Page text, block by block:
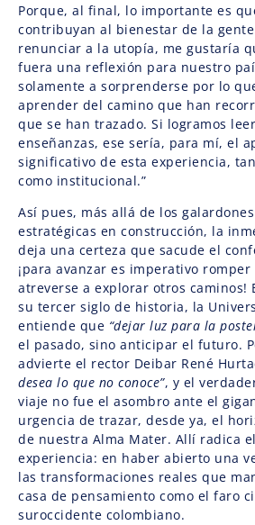
Porque, al final, lo importante es
contribuyan al bienestar de la
renunciar a la utopía, me gustaría
fuera una reflexión para nuestro
solamente a sorprenderse por lo
aprender del camino que han
que se han trazado. Si logramos
enseñanzas, ese sería, para mí, el
significativo de esta experiencia,
como institucional.”
Así pues, más allá de los
estratégicas en construcción, la
deja una certeza que sacude el
¡para avanzar es imperativo
atreverse a explorar otros caminos!
su tercer siglo de historia, la
entiende que “dejar luz para la
el pasado, sino anticipar el futuro.
advierte el rector Deibar René
desea lo que no conoce”, y el
viaje no fue el asombro ante el
urgencia de trazar, desde ya, el
de nuestra Alma Mater. Allí radica
experiencia: en haber abierto una
las transformaciones reales que
casa de pensamiento como el faro
suroccidente colombiano.